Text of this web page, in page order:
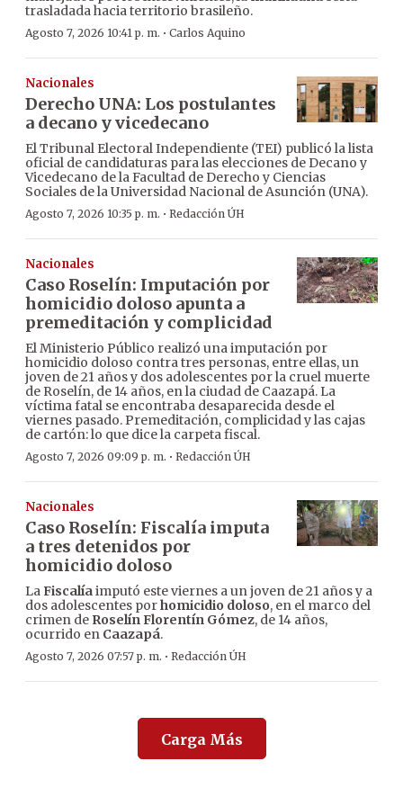
trasladada hacia territorio brasileño.
Agosto 7, 2026 10:41 p. m. · Carlos Aquino
Nacionales
Derecho UNA: Los postulantes
a decano y vicedecano
El Tribunal Electoral Independiente (TEI) publicó la lista
oficial de candidaturas para las elecciones de Decano y
Vicedecano de la Facultad de Derecho y Ciencias
Sociales de la Universidad Nacional de Asunción (UNA).
Agosto 7, 2026 10:35 p. m. · Redacción ÚH
Nacionales
Caso Roselín: Imputación por
homicidio doloso apunta a
premeditación y complicidad
El Ministerio Público realizó una imputación por
homicidio doloso contra tres personas, entre ellas, un
joven de 21 años y dos adolescentes por la cruel muerte
de Roselín, de 14 años, en la ciudad de Caazapá. La
víctima fatal se encontraba desaparecida desde el
viernes pasado. Premeditación, complicidad y las cajas
de cartón: lo que dice la carpeta fiscal.
Agosto 7, 2026 09:09 p. m. · Redacción ÚH
Nacionales
Caso Roselín: Fiscalía imputa
a tres detenidos por
homicidio doloso
LaFiscalíaimputó este viernes a un joven de 21 años y a
dos adolescentes porhomicidio doloso, en el marco del
crimen de Roselín Florentín Gómez, de 14 años,
ocurrido en Caazapá.
Agosto 7, 2026 07:57 p. m. · Redacción ÚH
Carga Más